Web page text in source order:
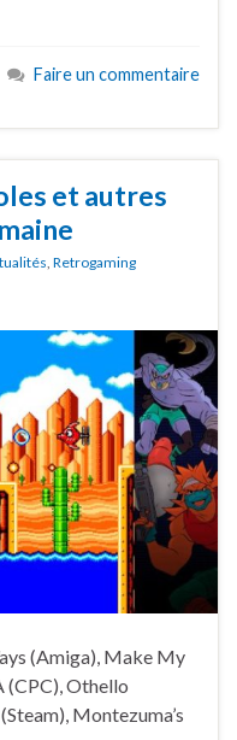
Faire un commentaire
et autres
, Retrogaming
(Amiga), Make My
(CPC), Othello
Montezuma’s